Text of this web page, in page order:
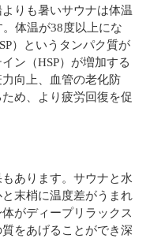
りも暑いサウナは体温
体温が38度以上にな
）というタンパク質が
ン（HSP）が増加する
向上、血管の老化防
め、より疲労回復を促
あります。サウナと水
末梢に温度差がうまれ
がディープリラックス
をあげることができ深